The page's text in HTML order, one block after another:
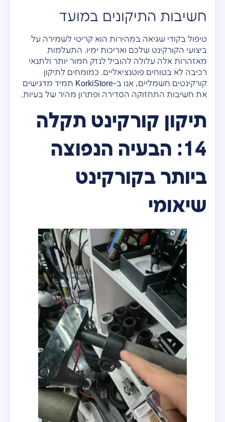
חשיבות התיקונים במועד
טיפול בקודי שגיאה במהירות הוא קריטי לשמירה על
ביצועי הקורקינט שלכם ואריכות ימיו. התעלמות
מאזהרות אלה עלולה להוביל לנזק חמור יותר ולתנאי
רכיבה לא בטוחים פוטנציאליים. כמומחים לתיקון
קורקינטים חשמליים, אנו ב-KorkiStore תמיד מדגישים
את חשיבות התחזוקה הסדירה ופתרון מהיר של בעיות.
תיקון קורקינט תקלה
14: הבעיה הנפוצה
ביותר בקורקינט
שיאומי